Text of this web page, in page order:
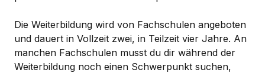
Die Weiterbildung wird von Fachschulen angeboten
und dauert in Vollzeit zwei, in Teilzeit vier Jahre. An
manchen Fachschulen musst du dir während der
Weiterbildung noch einen Schwerpunkt suchen,